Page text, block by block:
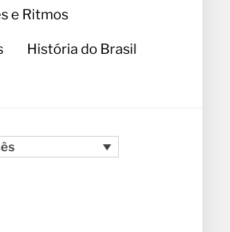
e Ritmos
História do Brasil